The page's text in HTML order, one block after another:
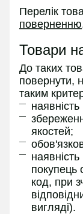
Перелік
поверненню
Товари
До таких
повернути,
таким
якостей;
покупець
код, при
вигляді).